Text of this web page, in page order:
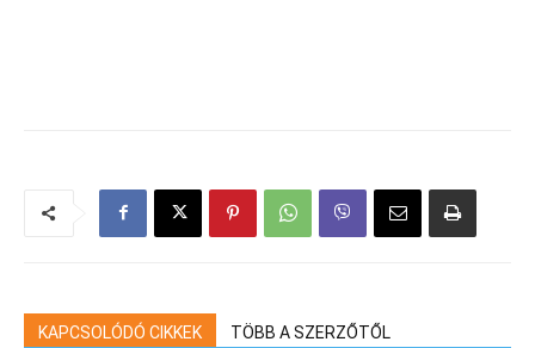
KAPCSOLÓDÓ CIKKEK TÖBB A SZERZŐTŐL